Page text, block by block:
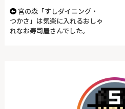
宮の森「すしダイニング・
つかさ」は気楽に入れるおしゃ
れなお寿司屋さんでした。